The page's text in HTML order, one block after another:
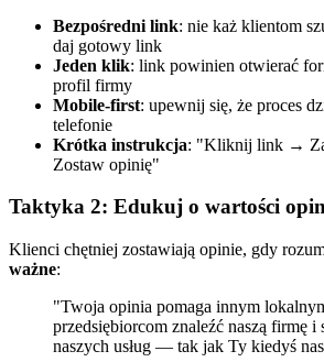
Bezpośredni link: nie każ klientom
daj gotowy link
Jeden klik: link powinien otwierać
profil firmy
Mobile-first: upewnij się, że proces
telefonie
Krótka instrukcja: "Kliknij link →
Zostaw opinię"
Taktyka 2: Edukuj o wartości
Klienci chętniej zostawiają opinie, gdy
ważne:
"Twoja opinia pomaga innym
przedsiębiorcom znaleźć naszą firmę i
naszych usług — tak jak Ty kiedyś nas